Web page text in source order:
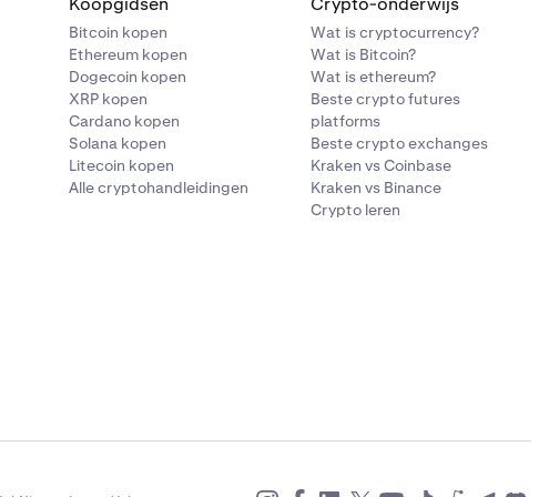
Bitcoin kopen
Ethereum kopen
Dogecoin kopen
XRP kopen
Cardano kopen
Solana kopen
Litecoin kopen
Alle cryptohandleidingen
Wat is cryptocurrency?
Wat is Bitcoin?
Wat is ethereum?
Beste crypto futures
platforms
Beste crypto exchanges
Kraken vs Coinbase
Kraken vs Binance
Crypto leren